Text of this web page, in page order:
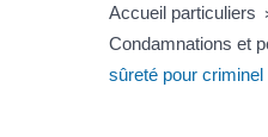
Accueil particuliers
Condamnations et
sûreté pour criminel